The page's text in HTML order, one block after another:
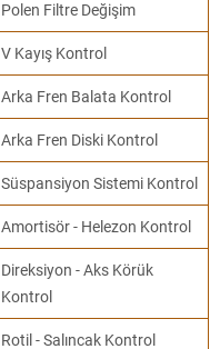
Polen Filtre Değişim
V Kayış Kontrol
Arka Fren Balata Kontrol
Arka Fren Diski Kontrol
Süspansiyon Sistemi Kontrol
Amortisör - Helezon Kontrol
Direksiyon - Aks Körük
Kontrol
Rotil - Salıncak Kontrol